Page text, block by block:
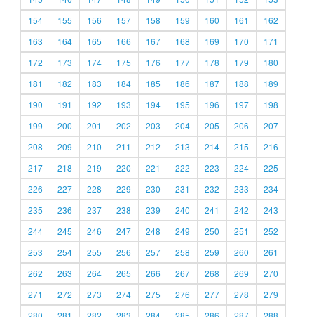
154
155 156 157 158 159 160 161
162
163
164 165 166 167 168 169 170
171
172
173 174 175 176 177 178 179
180
181
182 183 184 185 186 187 188
189
190
191 192 193 194 195 196 197
198
199
200 201 202 203 204 205 206
207
208
209 210 211 212 213 214 215
216
217
218 219 220 221 222 223 224
225
226
227 228 229 230 231 232 233
234
235
236 237 238 239 240 241 242
243
244
245 246 247 248 249 250 251
252
253
254 255 256 257 258 259 260
261
262
263 264 265 266 267 268 269
270
271
272 273 274 275 276 277 278
279